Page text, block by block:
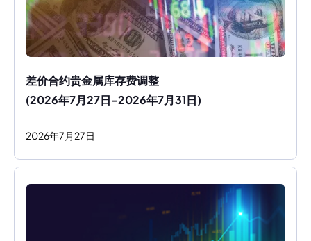
差价合约贵金属库存费调整
(2026年7月27日-2026年7月31日)
2026年7 月 27日